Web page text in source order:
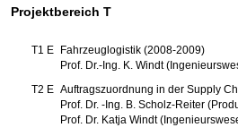
Projektbereich T
T1 E
Fahrzeuglogistik (2008-2009)
Prof. Dr.-Ing. K. Windt
T2 E Auftragszuordnung in der Supply
Prof. Dr. -Ing. B. Scholz-Reiter
Prof. Dr. Katja Windt